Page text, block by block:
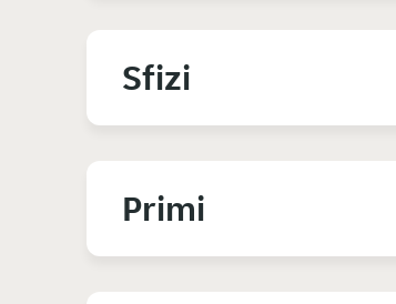
Sfizi
Primi